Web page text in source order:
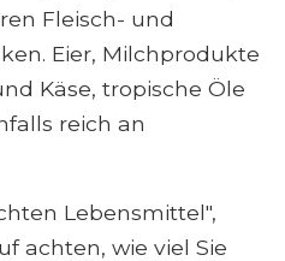
Fleisch- und
Eier, Milchprodukte
Käse, tropische Öle
reich an
Lebensmittel",
achten, wie viel Sie